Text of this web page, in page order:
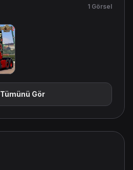
1 Görsel
Tümünü Gör